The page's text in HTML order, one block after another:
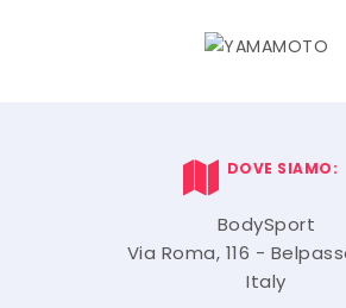
DOVE SIAMO:
BodySport
Via Roma, 116 -
Italy